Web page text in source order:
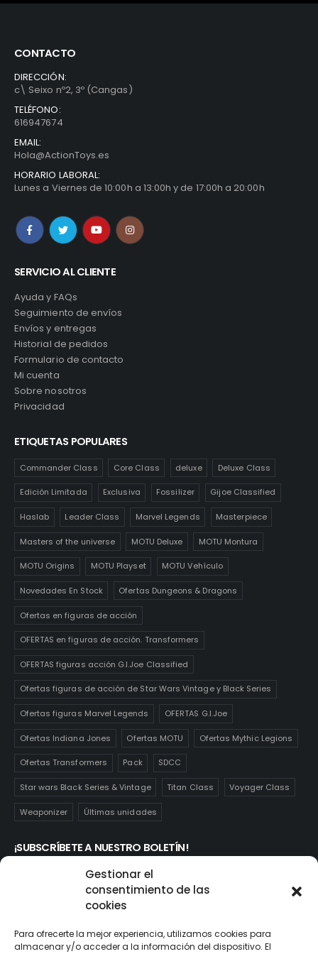
Gestionar el
consentimiento de las
cookies
Para ofrecerte la mejor experiencia, utilizamos cookies para
almacenar y/o acceder a la información del dispositivo. El
CONTACTO
DIRECCIÓN:
c\ Seixo nº2, 3º (Cangas)
TELÉFONO:
616947674
EMAIL:
Hola@ActionToys.es
HORARIO LABORAL:
Lunes a Viernes de 10:00h a 13:00h y de 17:00h a 20:00h
SERVICIO AL CLIENTE
Ayuda y FAQs
Seguimiento de envíos
Envíos y entregas
Historial de pedidos
Formulario de contacto
Mi cuenta
Sobre nosotros
Privacidad
ETIQUETAS POPULARES
Commander Class Core Class deluxe Deluxe Class
Edición Limitada Exclusiva Fossilizer Gijoe Classified
Haslab Leader Class Marvel Legends Masterpiece
Masters of the universe MOTU Deluxe MOTU Montura
MOTU Origins MOTU Playset MOTU Vehículo
Novedades En Stock Ofertas Dungeons & Dragons
Ofertas en figuras de acción
OFERTAS en figuras de acción. Transformers
OFERTAS figuras acción G.I.Joe Classified
Ofertas figuras de acción de Star Wars Vintage y Black Series
Ofertas figuras Marvel Legends OFERTAS G.I.Joe
Ofertas Indiana Jones Ofertas MOTU Ofertas Mythic Legions
Ofertas Transformers Pack SDCC
Star wars Black Series & Vintage Titan Class Voyager Class
Weaponizer Últimas unidades
¡SUBSCRÍBETE A NUESTRO BOLETÍN!
Te mantendrás informado de las novedades y ofertas que
realmente te interesan. Subscríbete aquí: